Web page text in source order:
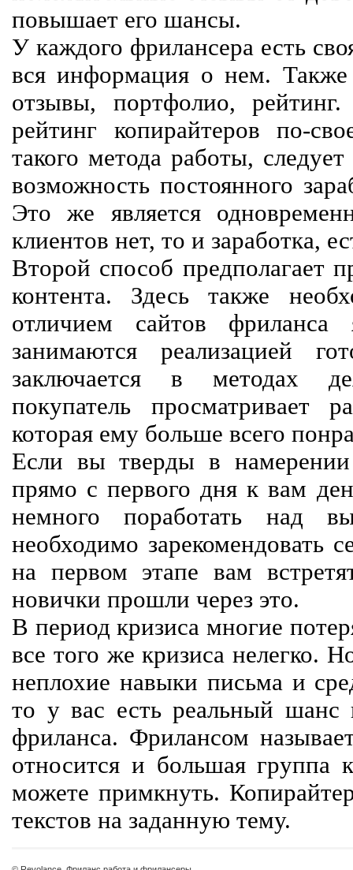
повышает его шансы.
У каждого фрилансера есть
вся информация о нем. Также
отзывы, портфолио,
рейтинг копирайтеров по-
такого метода работы,
возможность постоянного
Это же является
клиентов нет, то и заработка,
Второй способ предполагает
контента. Здесь также
отличием сайтов
занимаются реализацией
заключается в методах
покупатель просматривает
которая ему больше всего
Если вы тверды в
прямо с первого дня к вам
немного поработать над
необходимо зарекомендовать
на первом этапе вам
новички прошли через это.
В период кризиса многие
все того же кризиса нелегко.
неплохие навыки письма и
то у вас есть реальный шанс
фриланса. Фрилансом
относится и большая группа
можете примкнуть.
текстов на заданную тему.